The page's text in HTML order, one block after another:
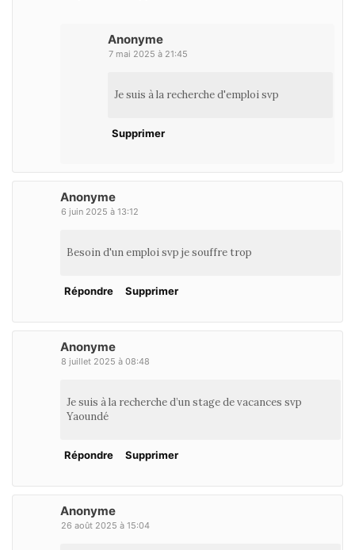
Anonyme
7 mai 2025 à 21:45
Je suis à la recherche d'emploi svp
Supprimer
Anonyme
6 juin 2025 à 13:12
Besoin d'un emploi svp je souffre trop
Répondre Supprimer
Anonyme
8 juillet 2025 à 08:48
Je suis à la recherche d’un stage de vacances svp
Yaoundé
Répondre Supprimer
Anonyme
26 août 2025 à 15:04